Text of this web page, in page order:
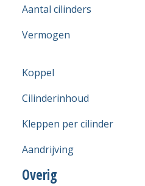
Aantal cilinders
Vermogen
Koppel
Cilinderinhoud
Kleppen per cilinder
Aandrijving
Overig